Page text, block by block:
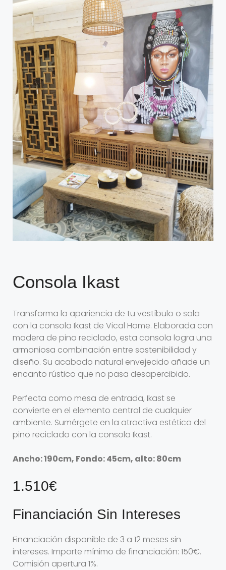
Consola Ikast
Transforma la apariencia de tu vestíbulo o sala
con la consola Ikast de Vical Home. Elaborada con
madera de pino reciclado, esta consola logra una
armoniosa combinación entre sostenibilidad y
diseño. Su acabado natural envejecido añade un
encanto rústico que no pasa desapercibido.
Perfecta como mesa de entrada, Ikast se
convierte en el elemento central de cualquier
ambiente. Sumérgete en la atractiva estética del
pino reciclado con la consola Ikast.
Ancho: 190cm, Fondo: 45cm, alto: 80cm
1.510€
Financiación Sin Intereses
Financiación disponible de 3 a 12 meses sin
intereses. Importe mínimo de financiación: 150€.
Comisión apertura 1%.